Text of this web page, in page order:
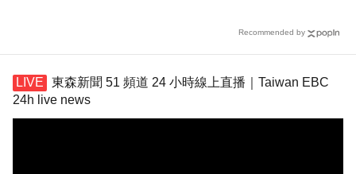
Recommended by
東森新聞 51 頻道 24 小時線上直播｜Taiwan EBC
24h live news